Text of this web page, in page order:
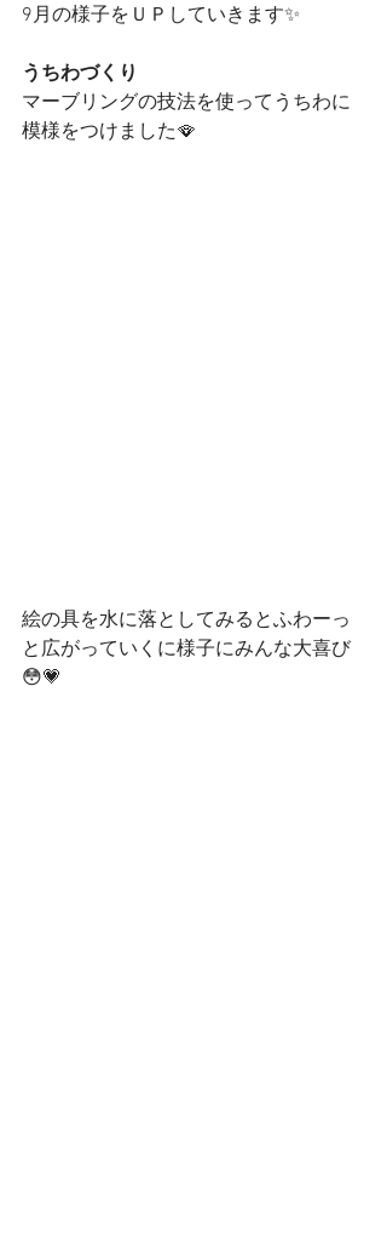
9月の様子をＵＰしていきます✨
うちわづくり
マーブリングの技法を使ってうちわに
模様をつけました🪭
絵の具を水に落としてみるとふわーっ
と広がっていくに様子にみんな大喜び
😳💗